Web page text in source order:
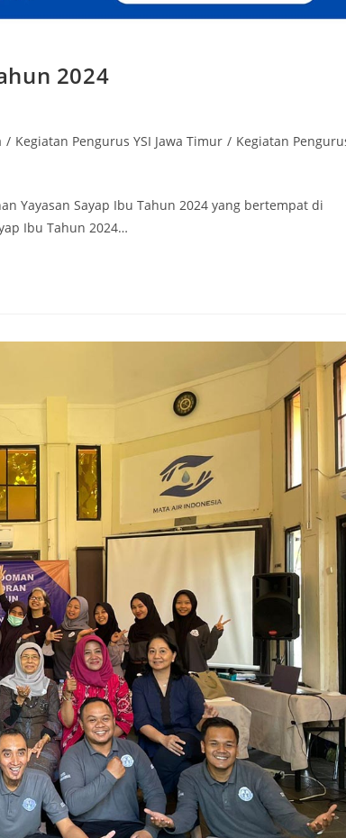
2024
/ Kegiatan Pengurus YSI Jawa Timur / Kegiatan
Yayasan Sayap Ibu Tahun 2024 yang bertempat di
Ibu Tahun 2024…